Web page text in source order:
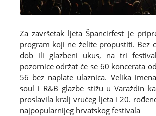
Za završetak ljeta Špancirfest je
program koji ne želite propustiti. Bez
dob ili glazbeni ukus, na tri
pozornice održat će se 60 koncerata
56 bez naplate ulaznica. Velika
soul i R&B glazbe stižu u Varaždin
proslavila kralj vrućeg ljeta i 20.
najpopularnijeg hrvatskog festivala